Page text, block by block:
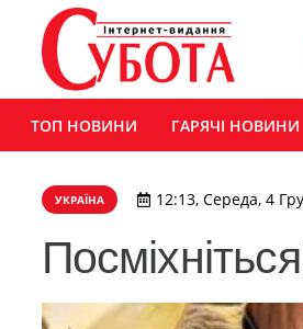
ТОП НОВИНИ ГАРЯЧІ НОВИНИ
УКРАЇНА 12:13, Середа, 4